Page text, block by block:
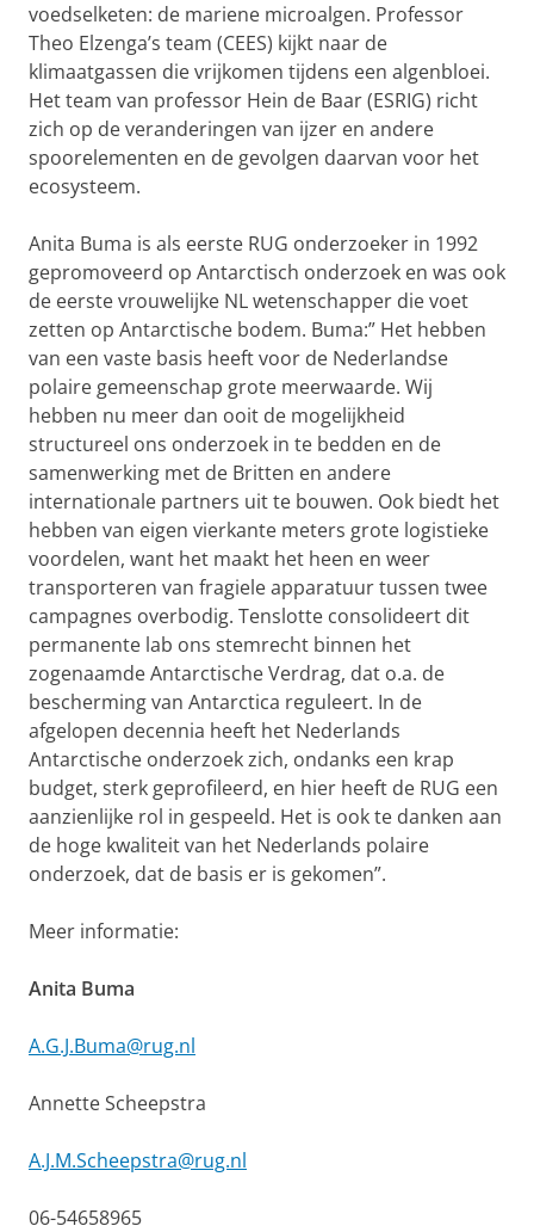
voedselketen: de mariene microalgen. Professor
Theo Elzenga’s team (CEES) kijkt naar de
klimaatgassen die vrijkomen tijdens een algenbloei.
Het team van professor Hein de Baar (ESRIG) richt
zich op de veranderingen van ijzer en andere
spoorelementen en de gevolgen daarvan voor het
ecosysteem.
Anita Buma is als eerste RUG onderzoeker in 1992
gepromoveerd op Antarctisch onderzoek en was ook
de eerste vrouwelijke NL wetenschapper die voet
zetten op Antarctische bodem. Buma:” Het hebben
van een vaste basis heeft voor de Nederlandse
polaire gemeenschap grote meerwaarde. Wij
hebben nu meer dan ooit de mogelijkheid
structureel ons onderzoek in te bedden en de
samenwerking met de Britten en andere
internationale partners uit te bouwen. Ook biedt het
hebben van eigen vierkante meters grote logistieke
voordelen, want het maakt het heen en weer
transporteren van fragiele apparatuur tussen twee
campagnes overbodig. Tenslotte consolideert dit
permanente lab ons stemrecht binnen het
zogenaamde Antarctische Verdrag, dat o.a. de
bescherming van Antarctica reguleert. In de
afgelopen decennia heeft het Nederlands
Antarctische onderzoek zich, ondanks een krap
budget, sterk geprofileerd, en hier heeft de RUG een
aanzienlijke rol in gespeeld. Het is ook te danken aan
de hoge kwaliteit van het Nederlands polaire
onderzoek, dat de basis er is gekomen”.
Meer informatie:
Anita Buma
A.G.J.Buma@rug.nl
Annette Scheepstra
A.J.M.Scheepstra@rug.nl
06-54658965